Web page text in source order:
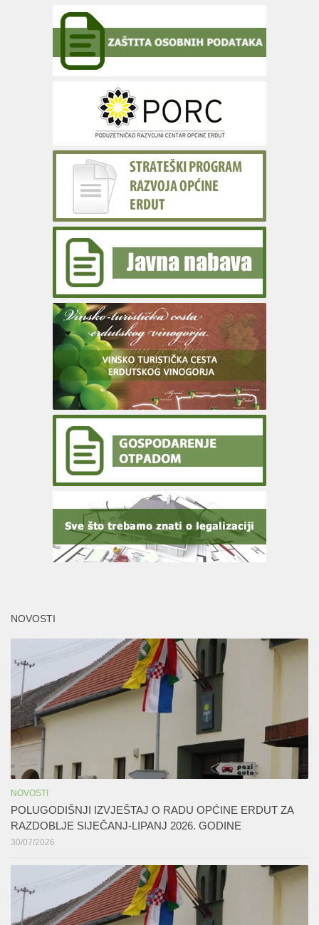
NOVOSTI
NOVOSTI
POLUGODIŠNJI IZVJEŠTAJ O RADU OPĆINE ERDUT ZA
RAZDOBLJE SIJEČANJ-LIPANJ 2026. GODINE
30/07/2026